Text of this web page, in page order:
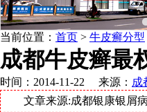
当前位置： 首页 > 牛皮癣分型
成都牛皮癣最
时间：2014-11-22 来源： 成
文章来源:成都银康银屑